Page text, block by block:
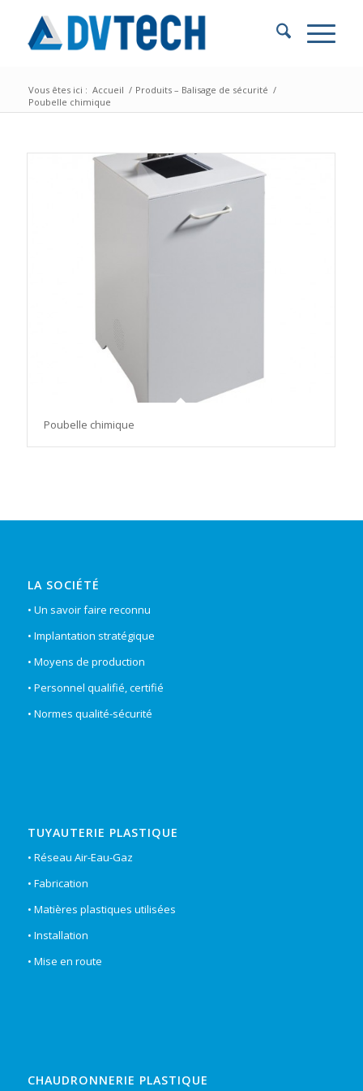
Vous êtes ici : Accueil / Produits – Balisage de sécurité /
Poubelle chimique
Poubelle chimique
LA SOCIÉTÉ
• Un savoir faire reconnu
• Implantation stratégique
• Moyens de production
• Personnel qualifié, certifié
• Normes qualité-sécurité
TUYAUTERIE PLASTIQUE
• Réseau Air-Eau-Gaz
• Fabrication
• Matières plastiques utilisées
• Installation
• Mise en route
CHAUDRONNERIE PLASTIQUE